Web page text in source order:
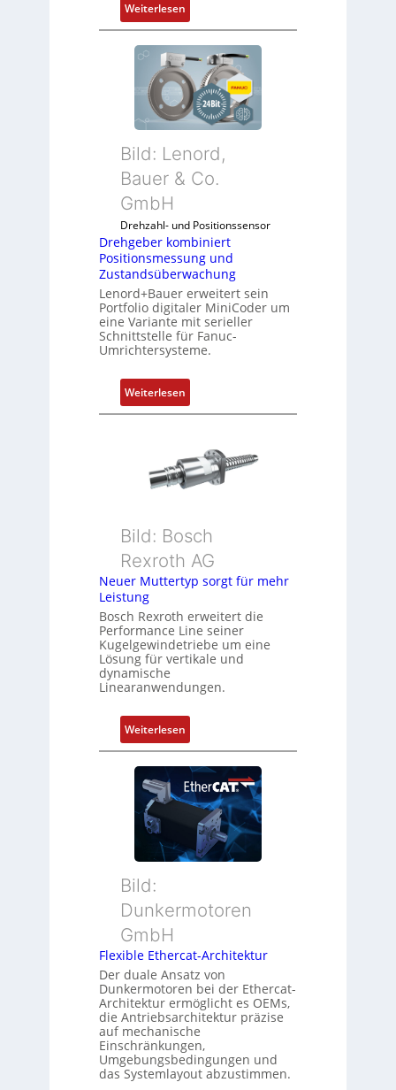
Weiterlesen:
D
r
e
h
g
e
e
m
b
i
i
e
r
P
o
s
i
o
m
s
u
n
g
n
d
Z
u
s
t
a
s
e
w
a
c
h
u
n
g
Bild: Lenord,
Bauer & Co.
GmbH
Drehzahl- und Positionssensor
Drehgeber kombiniert
Positionsmessung und
Zustandsüberwachung
Lenord+Bauer erweitert sein
Portfolio digitaler MiniCoder um
eine Variante mit serieller
Schnittstelle für Fanuc-
Umrichtersysteme.
Weiterlesen:
D
h
g
e
k
m
b
i
i
r
t
P
o
s
i
s
s
u
n
g
u
n
Bild: Bosch
Rexroth AG
Neuer Muttertyp sorgt für mehr
Leistung
Bosch Rexroth erweitert die
Performance Line seiner
Kugelgewindetriebe um eine
Lösung für vertikale und
dynamische
Linearanwendungen.
Weiterlesen:
N
e
u
e
u
e
t
y
p
s
o
r
g
t
Bild:
Dunkermotoren
GmbH
Flexible Ethercat-Architektur
Der duale Ansatz von
Dunkermotoren bei der Ethercat-
Architektur ermöglicht es OEMs,
die Antriebsarchitektur präzise
auf mechanische
Einschränkungen,
Umgebungsbedingungen und
das Systemlayout abzustimmen.